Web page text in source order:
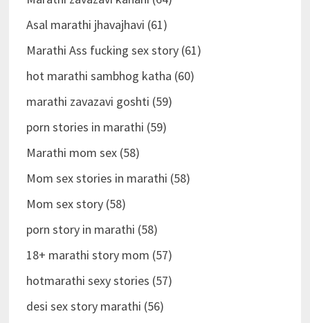
Asal marathi jhavajhavi (61)
Marathi Ass fucking sex story (61)
hot marathi sambhog katha (60)
marathi zavazavi goshti (59)
porn stories in marathi (59)
Marathi mom sex (58)
Mom sex stories in marathi (58)
Mom sex story (58)
porn story in marathi (58)
18+ marathi story mom (57)
hotmarathi sexy stories (57)
desi sex story marathi (56)